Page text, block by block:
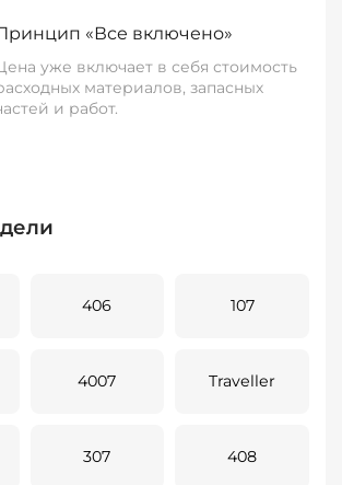
«Все включено»
уже включает в себя стоимость
материалов, запасных
и работ.
406 107
4007 Traveller
307 408